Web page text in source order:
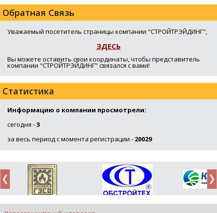
Обратная Связь
Уважаемый посетитель страницы компании "СТРОЙТРЭЙДИНГ",
ЗДЕСЬ
Вы можете оставить свои координаты, чтобы представитель
компании "СТРОЙТРЭЙДИНГ" связался с вами!
Статистика
Информацию о компании просмотрели:
сегодня -3
за весь период с момента регистрации - 20029